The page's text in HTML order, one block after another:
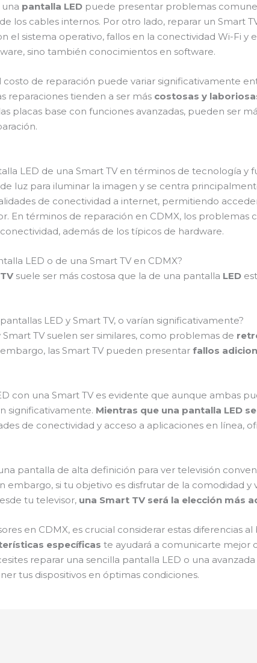
pantalla LED puede presentar problemas
los cables internos. Por otro lado, reparar un Smart
el sistema operativo, fallos en la conectividad Wi-Fi
sino también conocimientos en software.
costo de reparación puede variar significativamente
reparaciones tienden a ser más costosas y
placas base con funciones avanzadas, pueden ser
LED de una Smart TV en términos de tecnología y
luz para iluminar la imagen y se centra
de conectividad a internet, permitiendo
En términos de reparación en CDMX, los problemas
además de los típicos de hardware.
LED o de una Smart TV en CDMX?
suele ser más costosa que la de una pantalla LED
LED y Smart TV, o varían significativamente?
Smart TV suelen ser similares, como problemas de
embargo, las Smart TV pueden presentar fallos
con una Smart TV es evidente que aunque ambas
significativamente. Mientras que una pantalla LED
de conectividad y acceso a aplicaciones en línea,
pantalla de alta definición para ver televisión
embargo, si tu objetivo es disfrutar de la comodidad y
tu televisor, una Smart TV será la elección más
en CDMX, es crucial considerar estas diferencias al
específicas te ayudará a comunicarte mejor
reparar una sencilla pantalla LED o una
tus dispositivos en óptimas condiciones.